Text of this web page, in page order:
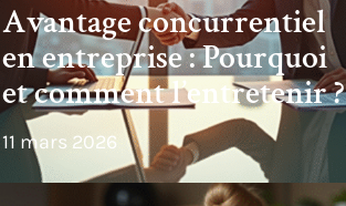
Avantage concurrentiel
en entreprise : Pourquoi
et comment l’entretenir ?
11 mars 2026